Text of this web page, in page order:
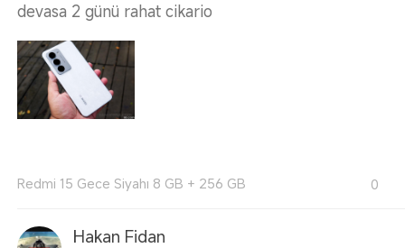
devasa 2 günü rahat cikario
Redmi 15 Gece Siyahı 8 GB + 256 GB 0
Hakan Fidan